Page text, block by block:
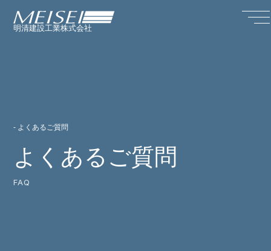
明清建設工業株式会社
- よくあるご質問
よくあるご質問
FAQ